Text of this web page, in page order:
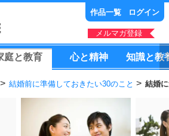
作品一覧 ログイン
メルマガ登録
庭と教育 心と精神 知識と教
結婚前に準備しておきたい30のこと 結婚